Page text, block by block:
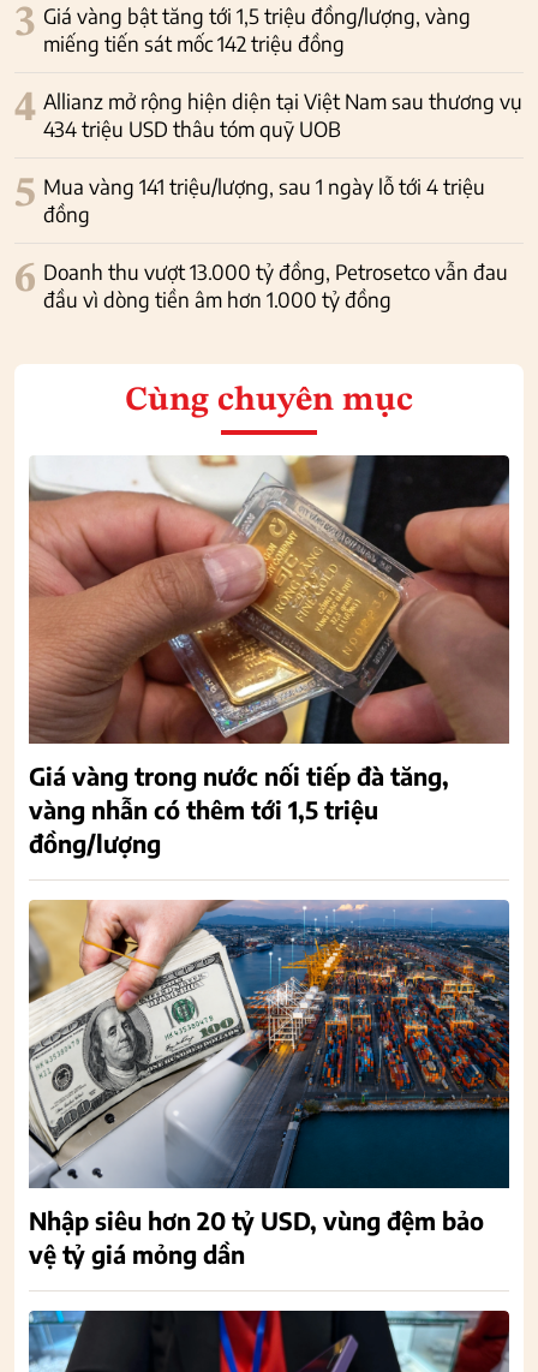
3 Giá vàng bật tăng tới 1,5 triệu đồng/lượng, vàng
miếng tiến sát mốc 142 triệu đồng
4 Allianz mở rộng hiện diện tại Việt Nam sau thương vụ
434 triệu USD thâu tóm quỹ UOB
5 Mua vàng 141 triệu/lượng, sau 1 ngày lỗ tới 4 triệu
đồng
6 Doanh thu vượt 13.000 tỷ đồng, Petrosetco vẫn đau
đầu vì dòng tiền âm hơn 1.000 tỷ đồng
Cùng chuyên mục
Giá vàng trong nước nối tiếp đà tăng,
vàng nhẫn có thêm tới 1,5 triệu
đồng/lượng
Nhập siêu hơn 20 tỷ USD, vùng đệm bảo
vệ tỷ giá mỏng dần